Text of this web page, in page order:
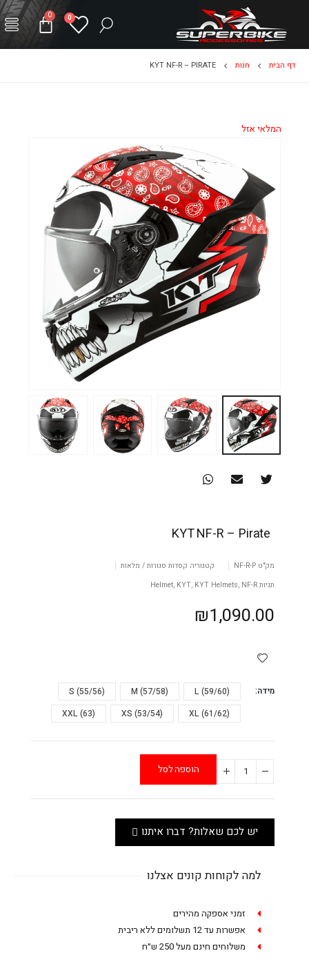
0
0
דף הבית חנות KYT NF-R – PIRATE
המלאי אזל
KYT NF-R – Pirate
מק"ט NF-R-P קטגוריה קסדות סגורות / מלאות
תגיות
Helmet, KYT, KYT Helmets, NF-R
₪1,090.00
מידה L (59/60)
M (57/58)
S (55/56)
XL (61/62)
XS (53/54)
XXL (63)
הוספה לסל
יש לכם שאלות? דברו איתנו
למה לקוחות קונים אצלנו
זמני אספקה מהירים
אפשרות עד 12 תשלומים ללא ריבית
משלוחים חינם מעל 250 ש״ח